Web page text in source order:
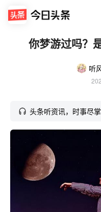
你梦游过吗？
听
头条听资讯，时事尽